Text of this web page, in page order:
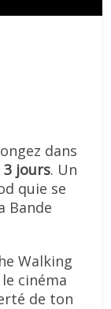
dans
3 jours. Un
quie se
Bande
Walking
cinéma
de ton